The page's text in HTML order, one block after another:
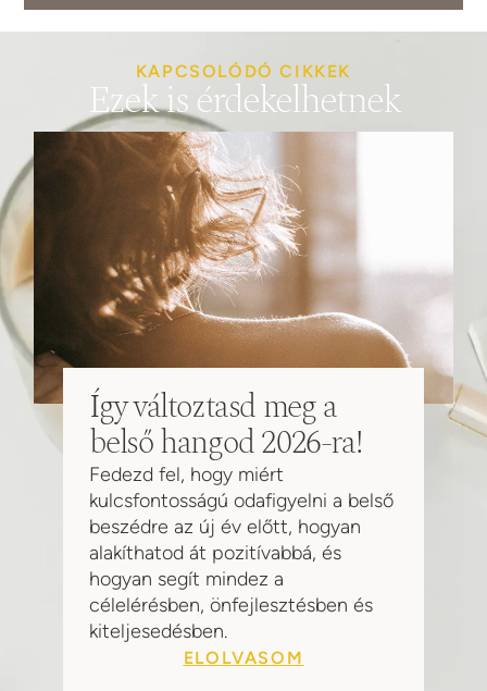
KAPCSOLÓDÓ CIKKEK
Ezek is érdekelhetnek
Így változtasd meg a
belső hangod 2026-ra!
Fedezd fel, hogy miért
kulcsfontosságú odafigyelni a belső
beszédre az új év előtt, hogyan
alakíthatod át pozitívabbá, és
hogyan segít mindez a
célelérésben, önfejlesztésben és
kiteljesedésben.
ELOLVASOM